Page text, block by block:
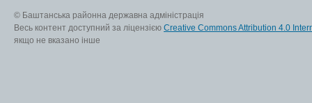
© Баштанська районна державна адміністрація
Весь контент доступний за ліцензією Creative Commons Attribution 4.0
якщо не вказано інше